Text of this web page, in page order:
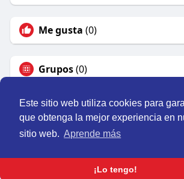
Este sitio web utiliza cookies para
que obtenga la mejor experiencia en
sitio web. Aprende más
¡Lo tengo!
Me gusta (0)
Grupos(0)
© 2026 Perú Activo
Inicio
Nosotros Contacto
Idioma